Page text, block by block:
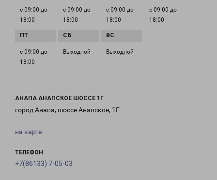
с 09:00 до
18:00
с 09:00 до
18:00
с 09:00 до
18:00
с 09:00 до
18:00
с 09:00 до
18:00
Выходной Выходной
АНАПА АНАПСКОЕ ШОССЕ 1Г
город Анапа, шоссе Анапское, 1Г
на карте
ТЕЛЕФОН
+7(86133) 7-05-03